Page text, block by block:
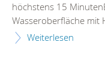
höchstens 15
Wasseroberfläche mit
Weiterlesen